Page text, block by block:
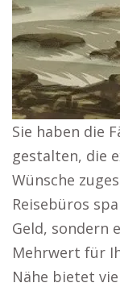
Sie haben die
gestalten, die
Wünsche
Reisebüros
Geld, sondern
Mehrwert für
Nähe bietet